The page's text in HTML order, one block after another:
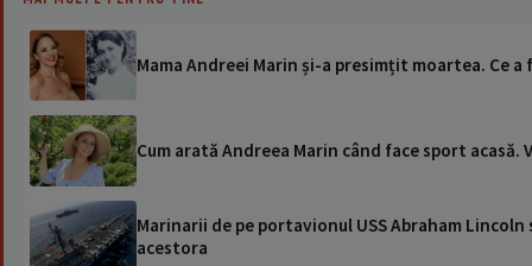
Mama Andreei Marin și-a presimțit moartea. Ce
Cum arată Andreea Marin când face sport acasă.
Marinarii de pe portavionul USS Abraham
acestora